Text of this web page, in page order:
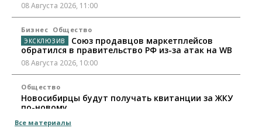
08 Августа 2026, 11:00
Бизнес Общество
Союз продавцов маркетплейсов
обратился в правительство РФ из-за атак на WB
08 Августа 2026, 10:00
Общество
Новосибирцы будут получать квитанции за ЖКУ
по-новому
08 Августа 2026, 09:00
Все материалы